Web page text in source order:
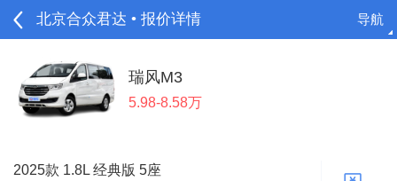
北京合众君达 • 报价详情 导航
瑞风M3
5.98-8.58万
2025款 1.8L 经典版 5座